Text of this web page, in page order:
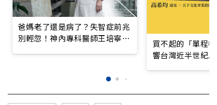
爸媽老了還是病了？失智症前兆
別輕忽！神內專科醫師王培寧呼
買不起的「單程
響台灣近半世紀